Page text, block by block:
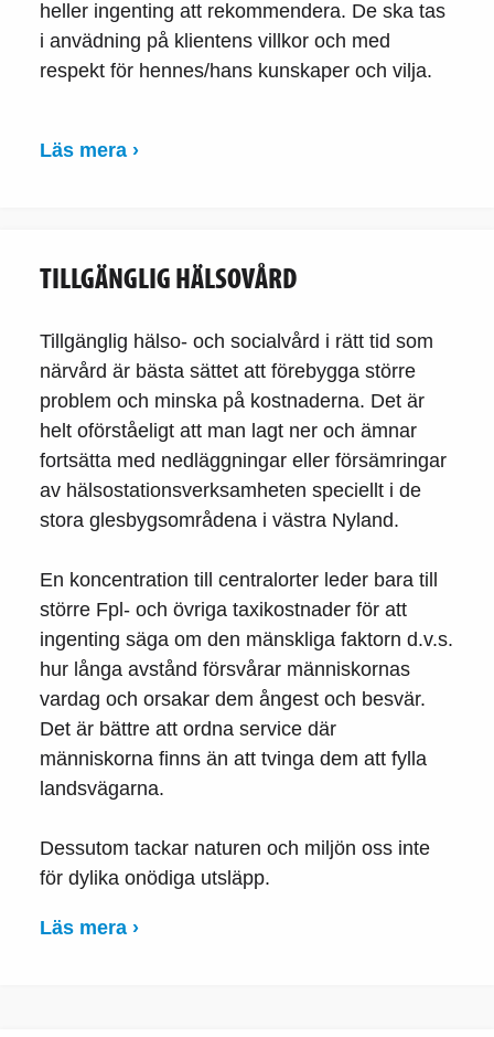
heller ingenting att rekommendera. De ska tas
i anvädning på klientens villkor och med
respekt för hennes/hans kunskaper och vilja.
Läs mera ›
TILLGÄNGLIG HÄLSOVÅRD
Tillgänglig hälso- och socialvård i rätt tid som
närvård är bästa sättet att förebygga större
problem och minska på kostnaderna. Det är
helt oförståeligt att man lagt ner och ämnar
fortsätta med nedläggningar eller försämringar
av hälsostationsverksamheten speciellt i de
stora glesbygsområdena i västra Nyland.
En koncentration till centralorter leder bara till
större Fpl- och övriga taxikostnader för att
ingenting säga om den mänskliga faktorn d.v.s.
hur långa avstånd försvårar människornas
vardag och orsakar dem ångest och besvär.
Det är bättre att ordna service där
människorna finns än att tvinga dem att fylla
landsvägarna.
Dessutom tackar naturen och miljön oss inte
för dylika onödiga utsläpp.
Läs mera ›